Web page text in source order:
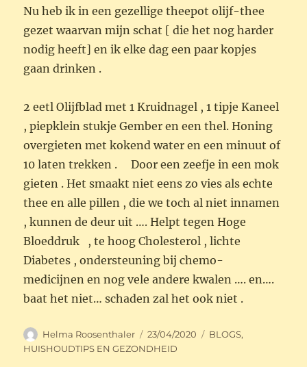
Nu heb ik in een gezellige theepot olijf-thee
gezet waarvan mijn schat [ die het nog harder
nodig heeft] en ik elke dag een paar kopjes
gaan drinken .
2 eetl Olijfblad met 1 Kruidnagel , 1 tipje Kaneel
, piepklein stukje Gember en een thel. Honing
overgieten met kokend water en een minuut of
10 laten trekken . Door een zeefje in een mok
gieten . Het smaakt niet eens zo vies als echte
thee en alle pillen , die we toch al niet innamen
, kunnen de deur uit …. Helpt tegen Hoge
Bloeddruk , te hoog Cholesterol , lichte
Diabetes , ondersteuning bij chemo-
medicijnen en nog vele andere kwalen …. en….
baat het niet… schaden zal het ook niet .
Auteur
Helma Roosenthaler
Geplaatst
op
23/04/2020 Categorieën
BLOGS,
HUISHOUDTIPS EN GEZONDHEID